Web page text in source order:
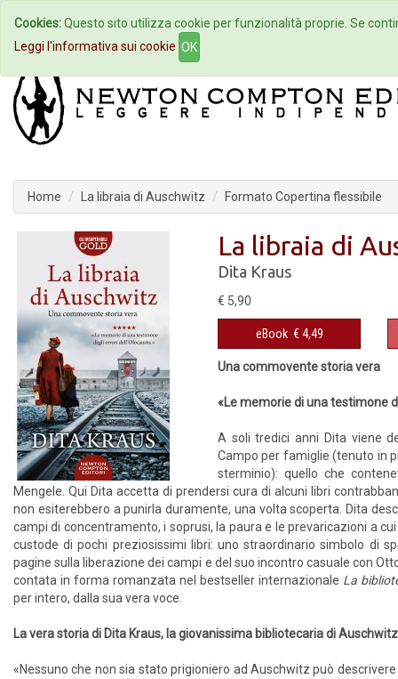
Home Autori Eventi
Home La libraia di Auschwitz Formato Copertina flessibile
La libraia di
Dita Kraus
€ 5,90
eBook € 4,49
Una commovente storia vera
«Le memorie di una testimone
A soli tredici anni Dita viene
Campo per famiglie (tenuto in
stermi­nio): quello che
Mengele. Qui Dita accetta di prendersi cura di alcuni libri
non esiterebbero a punirla duramente, una volta scoperta. Dita
campi di concentra­mento, i soprusi, la paura e le preva­ricazioni a
custode di pochi preziosissimi libri: uno straordinario simbolo di
pagine sulla liberazione dei campi e del suo incontro casuale con
contata in forma romanzata nel best­seller internazionale La
per intero, dalla sua vera voce.
La vera storia di Dita Kraus, la giovanissima bibliotecaria di
«Nessuno che non sia stato prigioniero ad Auschwitz può
Cookies:Questo sito utilizza cookie per funzionalità proprie. Se
Leggi l'informativa sui cookie OK